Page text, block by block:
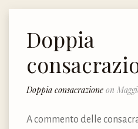
Doppia
Doppia consacrazione on
A commento delle